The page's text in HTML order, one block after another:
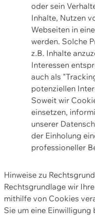
oder sein
Inhalte, Nutzen
Webseiten in
werden. Solche
z.B. Inhalte
Interessen
auch als
potenziellen
Soweit wir
einsetzen,
unserer
der Einholung
professioneller
Hinweise zu
Rechtsgrundlage wir
mithilfe von Cookies
Sie um eine